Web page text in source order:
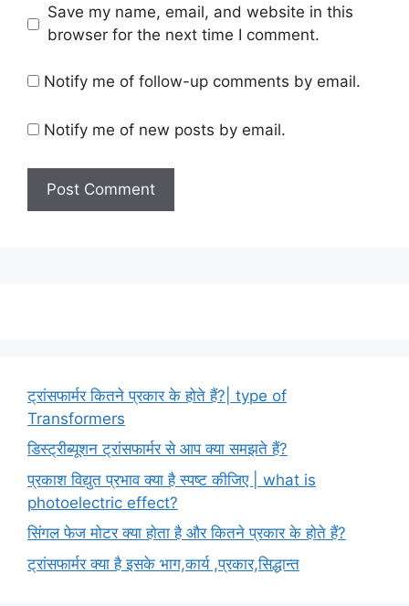
Save my name, email, and website in this
browser for the next time I comment.
Notify me of follow-up comments by email.
Notify me of new posts by email.
ट्रांसफार्मर कितने प्रकार के होते हैं?| type of
Transformers
डिस्ट्रीब्यूशन ट्रांसफार्मर से आप क्या समझते हैं?
प्रकाश विद्युत प्रभाव क्या है स्पष्ट कीजिए | what is
photoelectric effect?
सिंगल फेज मोटर क्या होता है और कितने प्रकार के होते हैं?
ट्रांसफार्मर क्या है इसके भाग,कार्य ,प्रकार,सिद्धान्त